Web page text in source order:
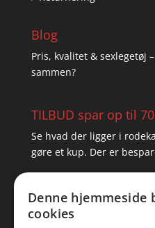
Blog
Pris, kvalitet & sexlegetøj
sammen?
TILBUD spar op til
Se hvad der ligger i
gøre et kup. Der er
Denne hjemmeside
cookies